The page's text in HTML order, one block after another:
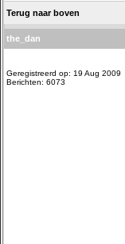
Terug naar boven
the_dan
Geregistreerd op: 19 Aug 2009
Berichten: 6073